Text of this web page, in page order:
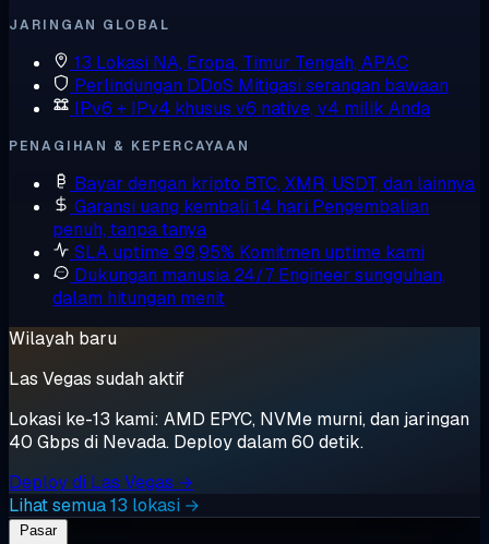
JARINGAN GLOBAL
13 Lokasi NA, Eropa, Timur Tengah, APAC
Perlindungan DDoS Mitigasi serangan bawaan
IPv6 + IPv4 khusus v6 native, v4 milik Anda
PENAGIHAN & KEPERCAYAAN
Bayar dengan kripto BTC, XMR, USDT, dan lainnya
Garansi uang kembali 14 hari Pengembalian
penuh, tanpa tanya
SLA uptime 99,95% Komitmen uptime kami
Dukungan manusia 24/7 Engineer sungguhan,
dalam hitungan menit
Wilayah baru
Las Vegas sudah aktif
Lokasi ke-13 kami: AMD EPYC, NVMe murni, dan jaringan
40 Gbps di Nevada. Deploy dalam 60 detik.
Deploy di Las Vegas →
Lihat semua 13 lokasi →
Pasar